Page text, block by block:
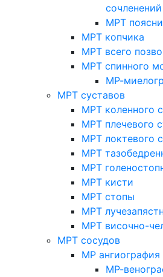
сочленений
МРТ
МРТ копчика
МРТ всего
МРТ спинного
МР-
МРТ суставов
МРТ коленного
МРТ плечевого
МРТ локтевого
МРТ
МРТ
МРТ кисти
МРТ стопы
МРТ
МРТ височно-
МРТ сосудов
МР ангиография
МР-